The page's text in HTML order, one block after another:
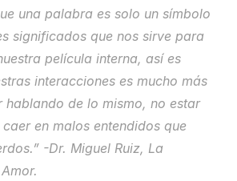
una palabra es solo un símbolo
significados que nos sirve para
película interna, así es
interacciones es mucho más
hablando de lo mismo, no estar
en malos entendidos que
-Dr. Miguel Ruiz, La